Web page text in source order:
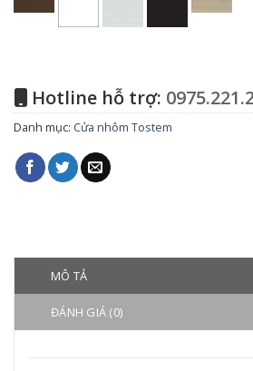
Hotline hỗ trợ:
Danh mục: Cửa nhôm Tostem
MÔ TẢ
ĐÁNH GIÁ (0)